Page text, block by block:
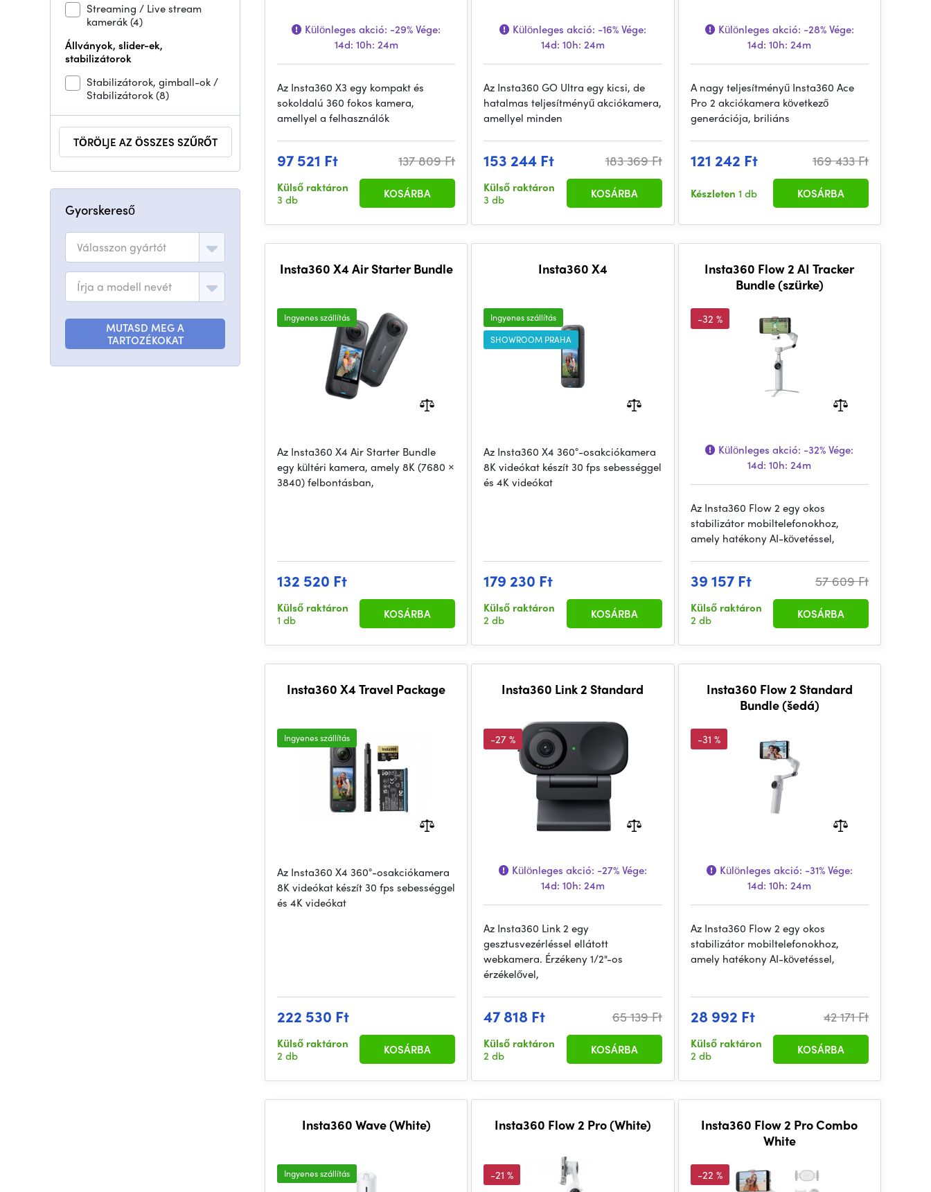
Streaming / Live stream
kamerák(4)
Állványok, slider-ek,
stabilizátorok
Stabilizátorok, gimball-ok /
Stabilizátorok(8)
TÖRÖLJE AZ ÖSSZES SZŰRŐT
Gyorskereső
Válasszon gyártót
Írja a modell nevét
MUTASD MEG A
TARTOZÉKOKAT
Különleges akció: -29%Vége:
14d: 10h: 24m
Az Insta360 X3 egy kompakt és
sokoldalú 360 fokos kamera,
amellyel a felhasználók
97 521 Ft 137 809 Ft
Külső raktáron
3 db
KOSÁRBA
Különleges akció: -16%Vége:
14d: 10h: 24m
Az Insta360 GO Ultra egy kicsi, de
hatalmas teljesítményű akciókamera,
amellyel minden
153 244 Ft 183 369 Ft
Külső raktáron
3 db
KOSÁRBA
Különleges akció: -28%Vége:
14d: 10h: 24m
A nagy teljesítményű Insta360 Ace
Pro 2 akciókamera következő
generációja, briliáns
121 242 Ft 169 433 Ft
Készleten 1 db KOSÁRBA
Insta360 X4 Air Starter Bundle
Ingyenes szállítás
Az Insta360 X4 Air Starter Bundle
egy kültéri kamera, amely 8K (7680 ×
3840) felbontásban,
132 520 Ft
Külső raktáron
1 db
KOSÁRBA
Insta360 X4
Ingyenes szállítás
SHOWROOM PRAHA
Az Insta360 X4 360°-osakciókamera
8K videókat készít 30 fps sebességgel
és 4K videókat
179 230 Ft
Külső raktáron
2 db
KOSÁRBA
Insta360 Flow 2 AI Tracker
Bundle (szürke)
-32 %
Különleges akció: -32%Vége:
14d: 10h: 24m
Az Insta360 Flow 2 egy okos
stabilizátor mobiltelefonokhoz,
amely hatékony AI-követéssel,
39 157 Ft 57 609 Ft
Külső raktáron
2 db
KOSÁRBA
Insta360 X4 Travel Package
Ingyenes szállítás
Az Insta360 X4 360°-osakciókamera
8K videókat készít 30 fps sebességgel
és 4K videókat
222 530 Ft
Külső raktáron
2 db
KOSÁRBA
Insta360 Link 2 Standard
-27 %
Különleges akció: -27%Vége:
14d: 10h: 24m
Az Insta360 Link 2 egy
gesztusvezérléssel ellátott
webkamera. Érzékeny 1/2"-os
érzékelővel,
47 818 Ft 65 139 Ft
Külső raktáron
2 db
KOSÁRBA
Insta360 Flow 2 Standard
Bundle (šedá)
-31 %
Különleges akció: -31%Vége:
14d: 10h: 24m
Az Insta360 Flow 2 egy okos
stabilizátor mobiltelefonokhoz,
amely hatékony AI-követéssel,
28 992 Ft 42 171 Ft
Külső raktáron
2 db
KOSÁRBA
Insta360 Wave (White)
Ingyenes szállítás
Insta360 Flow 2 Pro (White)
-21 %
Insta360 Flow 2 Pro Combo
White
-22 %